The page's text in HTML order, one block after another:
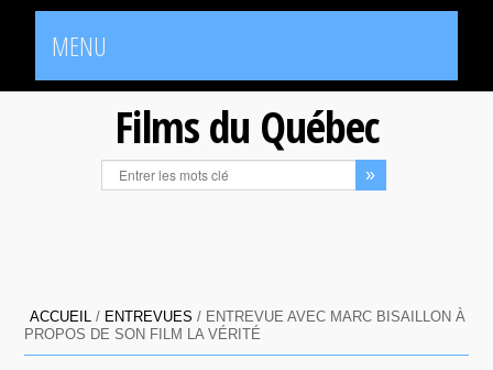
MENU
Films du Québec
ACCUEIL / ENTREVUES / ENTREVUE AVEC MARC BISAILLON À
PROPOS DE SON FILM LA VÉRITÉ